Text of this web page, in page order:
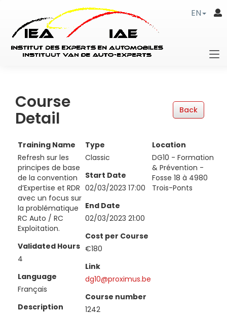
EN
Course
Detail
Training Name
Refresh sur les
principes de base
de la convention
d’Expertise et RDR
avec un focus sur
la problématique
RC Auto / RC
Exploitation.
Validated Hours
4
Language
Français
Description
Type
Classic
Start Date
02/03/2023 17:00
End Date
02/03/2023 21:00
Cost per Course
€180
Link
dg10@proximus.be
Course number
1242
Location
DG10 - Formation
& Prévention -
Fosse 18 à 4980
Trois-Ponts